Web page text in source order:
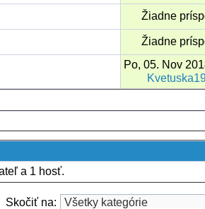
Žiadne
Žiadne
Po, 05. Nov
a 1 hosť.
Skočiť na: